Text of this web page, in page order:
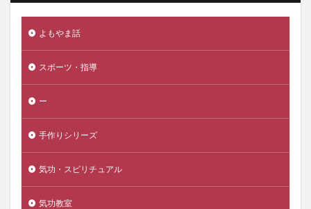
よもやま話
スポーツ・指導
ー
手作りシリーズ
気功・スピリチュアル
気功教室